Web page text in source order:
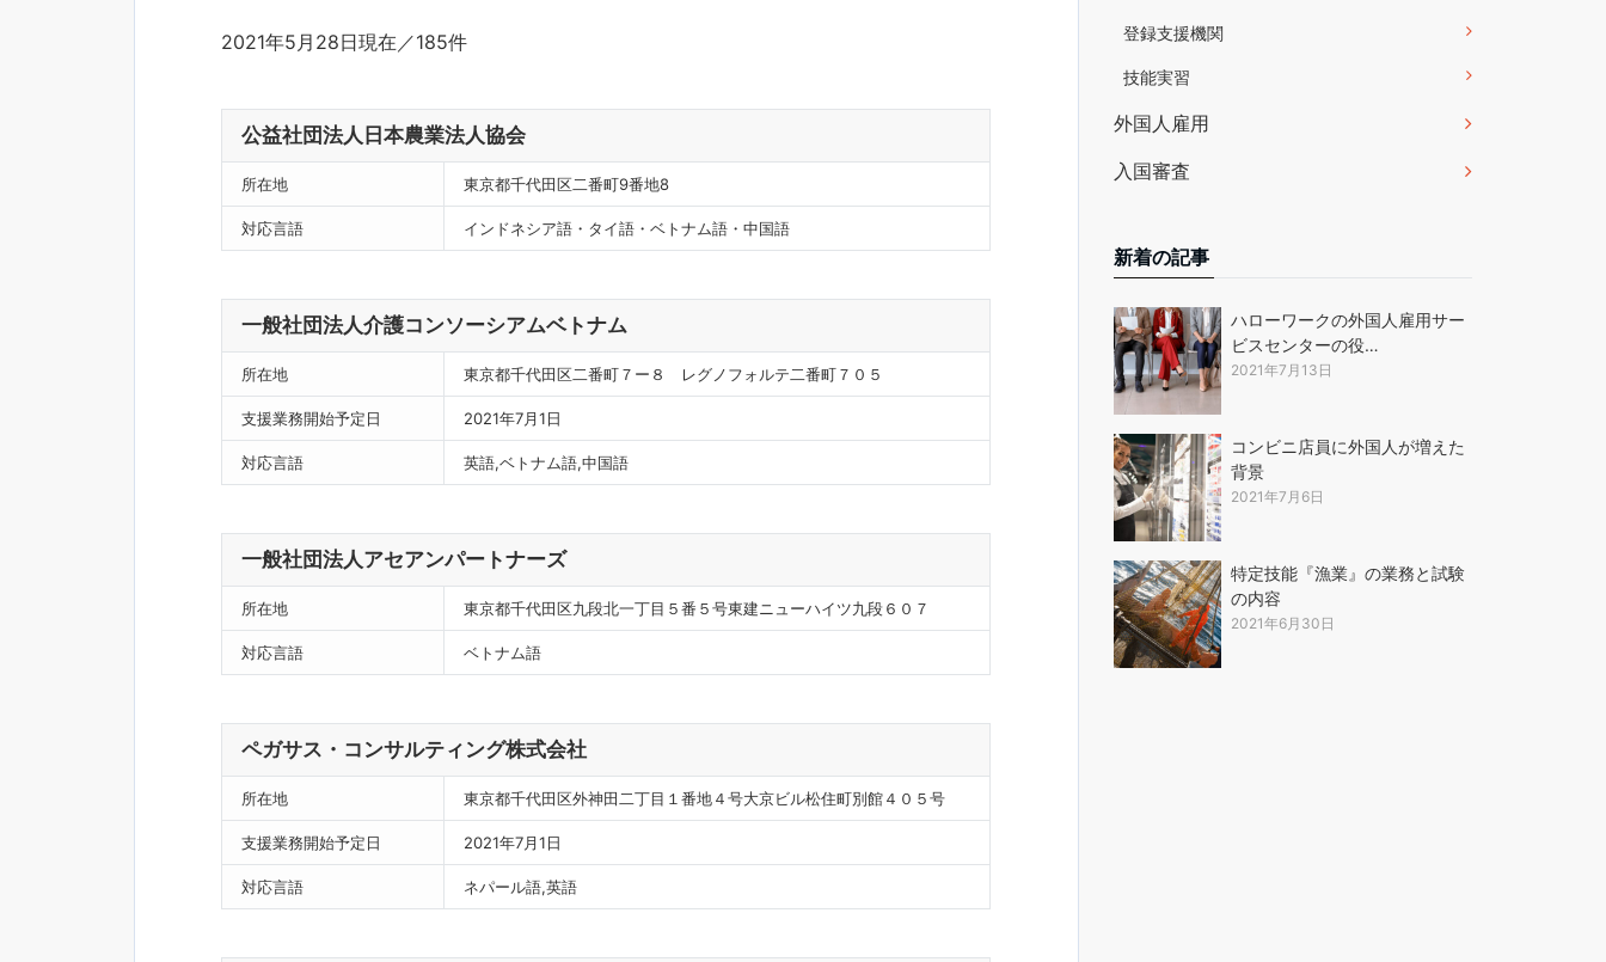
2021年5月28日現在／185件
公益社団法人日本農業法人協会
所在地 東京都千代田区二番町9番地8
対応言語 インドネシア語・タイ語・ベトナム語・中国語
一般社団法人介護コンソーシアムベトナム
所在地 東京都千代田区二番町７ー８ レグノフォルテ二番町７０５
支援業務開始予定日 2021年7月1日
対応言語 英語,ベトナム語,中国語
一般社団法人アセアンパートナーズ
所在地 東京都千代田区九段北一丁目５番５号東建ニューハイツ九段６０７
対応言語 ベトナム語
ペガサス・コンサルティング株式会社
所在地 東京都千代田区外神田二丁目１番地４号大京ビル松住町別館４０５号
支援業務開始予定日 2021年7月1日
対応言語 ネパール語,英語
登録支援機関
技能実習
外国人雇用
入国審査
新着の記事
ハローワークの外国人雇用サー
ビスセンターの役…
2021年7月13日
コンビニ店員に外国人が増えた
背景
2021年7月6日
特定技能『漁業』の業務と試験
の内容
2021年6月30日